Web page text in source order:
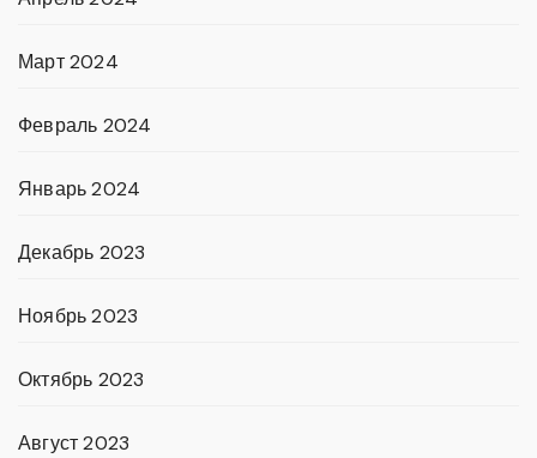
Март 2024
Февраль 2024
Январь 2024
Декабрь 2023
Ноябрь 2023
Октябрь 2023
Август 2023